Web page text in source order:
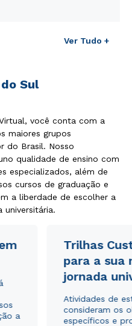
Ver Tudo +
Sul
você conta com a
maiores grupos
do Brasil. Nosso
qualidade de ensino com
especializados, além de
cursos de graduação e
a liberdade de escolher a
universitária.
a
Trilhas
para a sua
jornada
Atividades de
consideram os
específicos e
de Privacidade.e
utilizados para o
do Sul.